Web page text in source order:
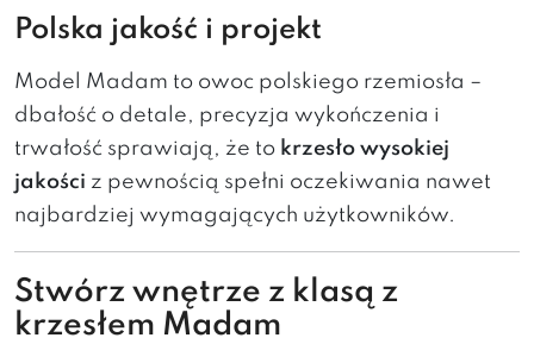
Polska jakość i projekt
Model Madam to owoc polskiego rzemiosła –
dbałość o detale, precyzja wykończenia i
trwałość sprawiają, że to krzesło wysokiej
jakości z pewnością spełni oczekiwania nawet
najbardziej wymagających użytkowników.
Stwórz wnętrze z klasą z
krzesłem Madam